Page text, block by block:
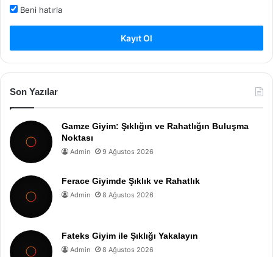
Beni hatırla
Kayıt Ol
Son Yazılar
Gamze Giyim: Şıklığın ve Rahatlığın Buluşma
Noktası
Admin 9 Ağustos 2026
Ferace Giyimde Şıklık ve Rahatlık
Admin 8 Ağustos 2026
Fateks Giyim ile Şıklığı Yakalayın
Admin 8 Ağustos 2026